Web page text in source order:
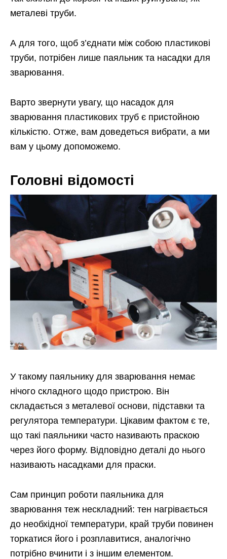
металеві труби.
А для того, щоб з’єднати між собою пластикові
труби, потрібен лише паяльник та насадки для
зварювання.
Варто звернути увагу, що насадок для
зварювання пластикових труб є пристойною
кількістю. Отже, вам доведеться вибрати, а ми
вам у цьому допоможемо.
Головні відомості
У такому паяльнику для зварювання немає
нічого складного щодо пристрою. Він
складається з металевої основи, підставки та
регулятора температури. Цікавим фактом є те,
що такі паяльники часто називають праскою
через його форму. Відповідно деталі до нього
називають насадками для праски.
Сам принцип роботи паяльника для
зварювання теж нескладний: тен нагрівається
до необхідної температури, край труби повинен
торкатися його і розплавитися, аналогічно
потрібно вчинити і з іншим елементом.